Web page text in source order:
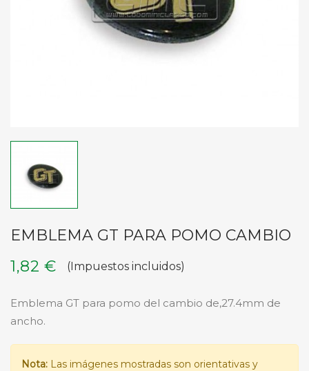
EMBLEMA GT PARA POMO CAMBIO
1,82 €
(Impuestos incluidos)
Emblema GT para pomo del cambio de,27.4mm de
ancho.
Nota: Las imágenes mostradas son orientativas y